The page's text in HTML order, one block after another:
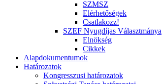
SZMSZ
Elérhetőségek
Csatlakozz!
SZEF Nyugdíjas Választmánya
Elnökség
Cikkek
Alapdokumentumok
Határozatok
Kongresszusi határozatok